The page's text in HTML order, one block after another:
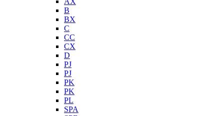
B
BX
C
CC
CX
D
PJ
PJ
PK
PK
PL
SPA